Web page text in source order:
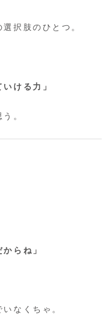
択肢のひとつ。
ける力」
。
らね」
なくちゃ。